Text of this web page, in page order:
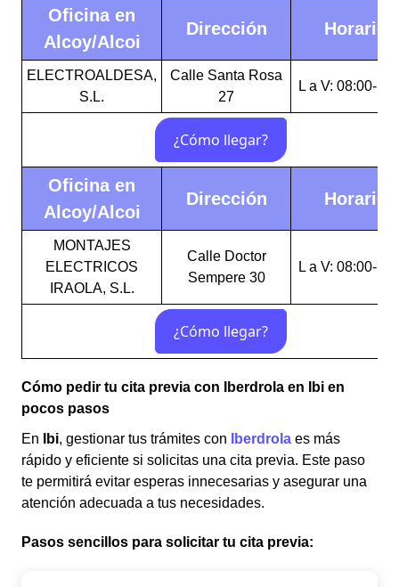
Oficina en
Alcoy/Alcoi
Dirección Horario
ELECTROALDESA,
S.L.
Calle Santa Rosa
27
L a V: 08:00-
Oficina en
Alcoy/Alcoi
Dirección Horario
MONTAJES
ELECTRICOS
IRAOLA, S.L.
Calle Doctor
Sempere 30
L a V: 08:00-
Cómo pedir tu cita previa con Iberdrola en Ibi en
pocos pasos
En
Ibi, gestionar tus trámites con Iberdrola es más
rápido y eficiente si solicitas una cita previa. Este paso
te permitirá evitar esperas innecesarias y asegurar una
atención adecuada a tus necesidades.
Pasos sencillos para solicitar tu cita previa: